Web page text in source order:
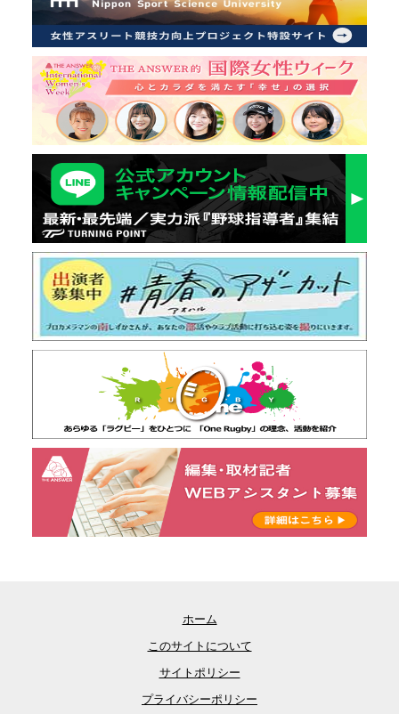
ホーム
このサイトについて
サイトポリシー
プライバシーポリシー